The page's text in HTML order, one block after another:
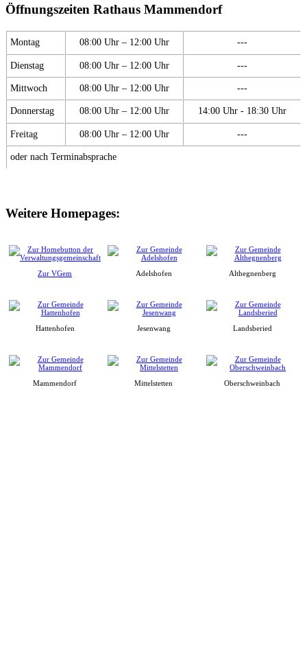
Öffnungszeiten Rathaus Mammendorf
Montag 08:00 Uhr – 12:00 Uhr ---
Dienstag 08:00 Uhr – 12:00 Uhr ---
Mittwoch 08:00 Uhr – 12:00 Uhr ---
Donnerstag 08:00 Uhr – 12:00 Uhr 14:00 Uhr - 18:30 Uhr
Freitag 08:00 Uhr – 12:00 Uhr ---
oder nach Terminabsprache
Weitere Homepages:
Zur VGem Adelshofen Althegnenberg
Hattenhofen Jesenwang Landsberied
Mammendorf Mittelstetten Oberschweinbach